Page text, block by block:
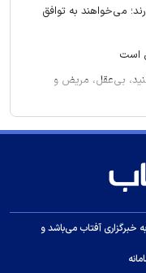
می‌خواهند به توافق
است
بی‌عقل، مریض و
پاکستان و ترکیه
ناتو را محک بزند
کردند
آفتاب می‌باشد و